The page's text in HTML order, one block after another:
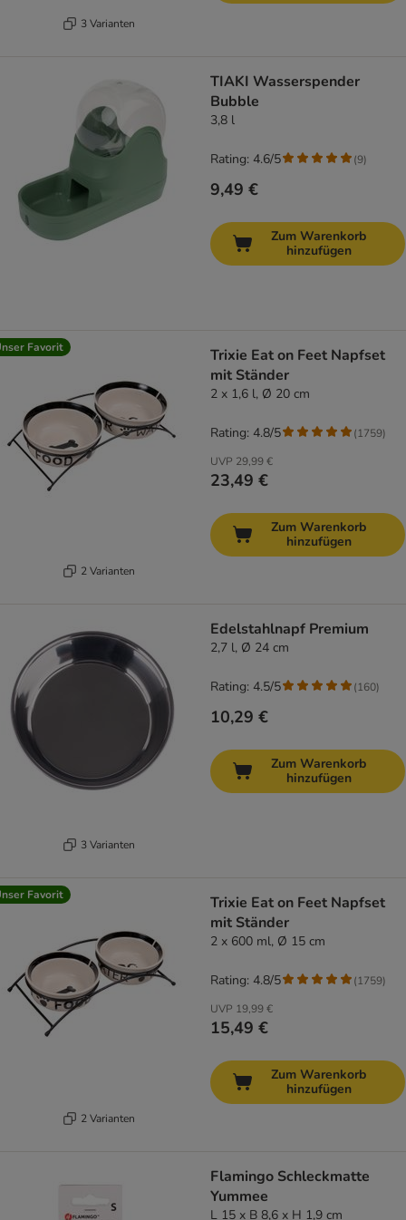
3 Varianten
TIAKI Wasserspender
Bubble
3,8 l
9,49 €
Rating: 4.6/5 (9)
Zum Warenkorb
hinzufügen
Favorit
2 Varianten
Trixie Eat on Feet Napfset
mit Ständer
2 x 1,6 l, Ø 20 cm
UVP 29,99 €
23,49 €
Rating: 4.8/5 (1759)
Zum Warenkorb
hinzufügen
3 Varianten
Edelstahlnapf Premium
2,7 l, Ø 24 cm
10,29 €
Rating: 4.5/5 (160)
Zum Warenkorb
hinzufügen
Favorit
2 Varianten
Trixie Eat on Feet Napfset
mit Ständer
2 x 600 ml, Ø 15 cm
UVP 19,99 €
15,49 €
Rating: 4.8/5 (1759)
Zum Warenkorb
hinzufügen
Flamingo Schleckmatte
Yummee
L 15 x B 8,6 x H 1,9 cm